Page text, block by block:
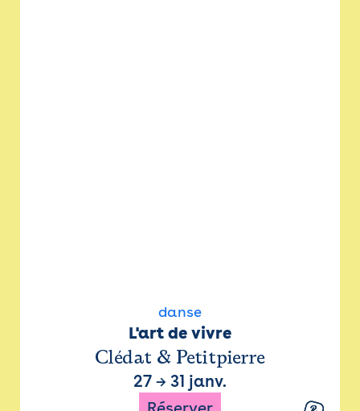
danse
L'art de vivre
Clédat & Petitpierre
27 → 31 janv.